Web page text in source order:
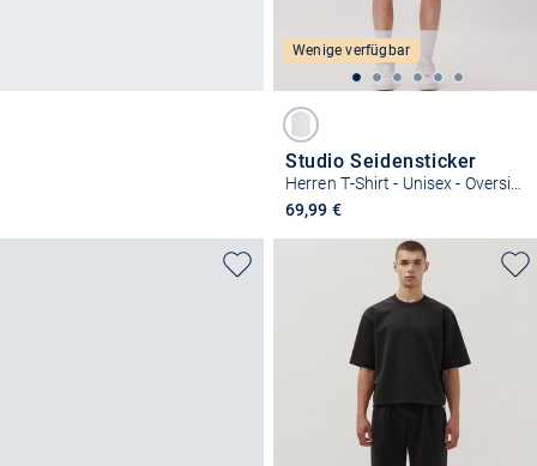
Wenige verfügbar
Studio Seidensticker
69,99 €